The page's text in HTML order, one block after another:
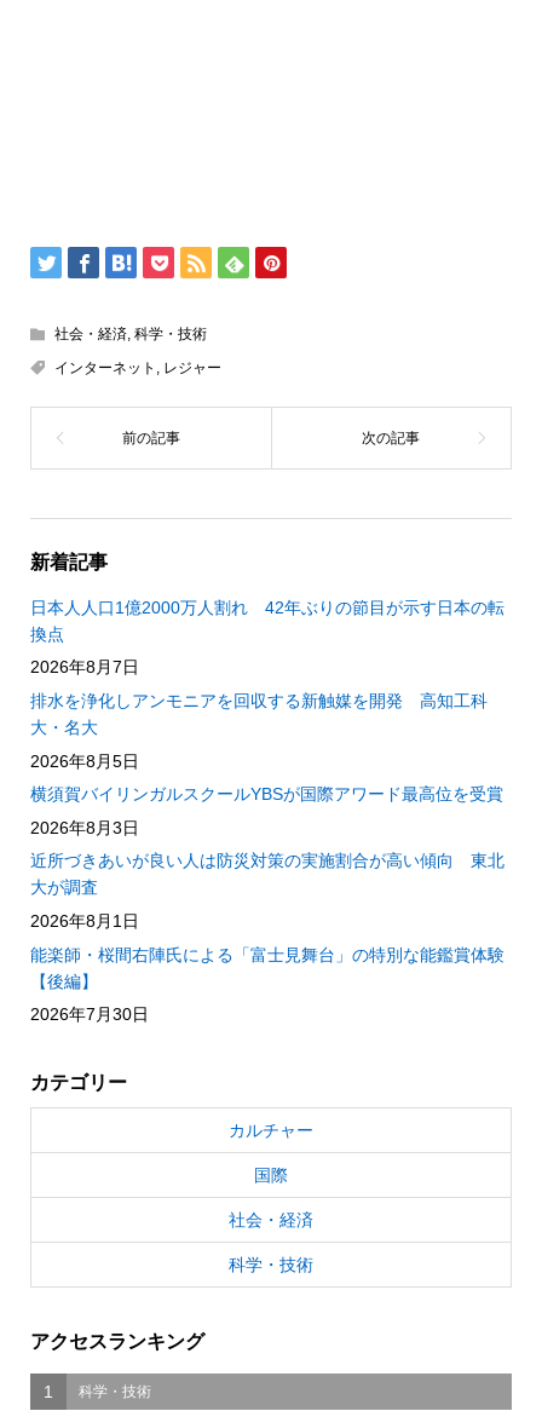
社会・経済, 科学・技術
インターネット
レジャー
新着記事
日本人人口1億2000万人割れ 42年ぶりの節目が示す日本の転
換点
2026年8月7日
排水を浄化しアンモニアを回収する新触媒を開発 高知工科
大・名大
2026年8月5日
横須賀バイリンガルスクールYBSが国際アワード最高位を受賞
2026年8月3日
近所づきあいが良い人は防災対策の実施割合が高い傾向 東北
大が調査
2026年8月1日
能楽師・桜間右陣氏による「富士見舞台」の特別な能鑑賞体験
【後編】
2026年7月30日
カテゴリー
カルチャー
国際
社会・経済
科学・技術
アクセスランキング
1 科学・技術